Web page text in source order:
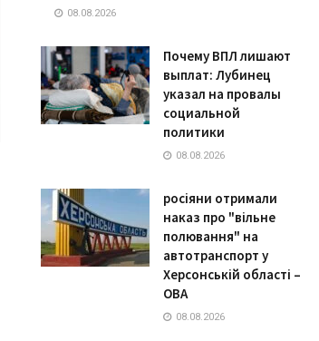
08.08.2026
Почему ВПЛ лишают
выплат: Лубинец
указал на провалы
социальной
политики
08.08.2026
росіяни отримали
наказ про "вільне
полювання" на
автотранспорт у
Херсонській області –
ОВА
08.08.2026